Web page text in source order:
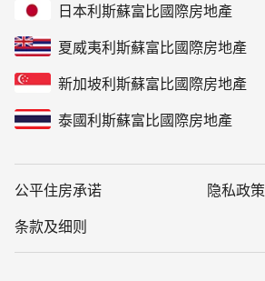
日本利斯蘇富比國際房地產
夏威夷利斯蘇富比國際房地產
新加坡利斯蘇富比國際房地產
泰國利斯蘇富比國際房地產
公平住房承诺
隐私政策
条款及细则